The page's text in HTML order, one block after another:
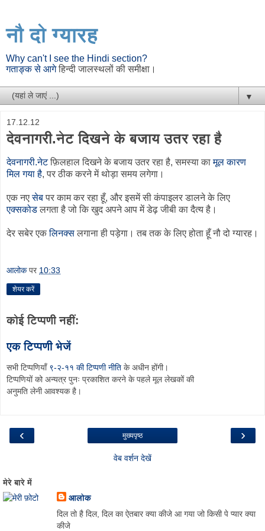
नौ दो ग्यारह
Why can't I see the Hindi section?
गताङ्क से आगेहिन्दी जालस्थलों की समीक्षा।
▼
17.12.12
देवनागरी.नेट दिखने के बजाय उतर रहा है
देवनागरी.नेटफ़िलहाल दिखने के बजाय उतर रहा है, समस्या कामूल कारण
मिल गया है, पर ठीक करने में थोड़ा समय लगेगा।
एक नएसेबपर काम कर रहा हूँ, और इसमें सी कंपाइलर डालने के लिए
एक्सकोडलगता है जो कि खुद अपने आप में डेढ़ जीबी का दैत्य है।
देर सबेर एकलिनक्सलगाना ही पड़ेगा। तब तक के लिए होता हूँ नौ दो ग्यारह।
आलोक पर 10:33
शेयर करें
कोई टिप्पणी नहीं:
एक टिप्पणी भेजें
सभी टिप्पणियाँ ९-२-११ की टिप्पणी नीति के अधीन होंगी।
टिप्पणियों को अन्यत्र पुनः प्रकाशित करने के पहले मूल लेखकों की
अनुमति लेनी आवश्यक है।
‹ ›
मुख्यपृष्ठ
वेब वर्शन देखें
मेरे बारे में
आलोक
दिल तो है दिल, दिल का ऐतबार क्या कीजे आ गया जो किसी पे प्यार क्या
कीजे